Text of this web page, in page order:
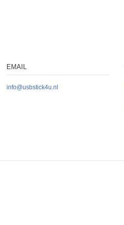
EMAIL
info@usbstick4u.nl